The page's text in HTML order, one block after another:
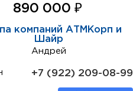
890 000 ₽
компаний АТМКорп и
Шайр
Андрей
+7 (922) 209-08-99